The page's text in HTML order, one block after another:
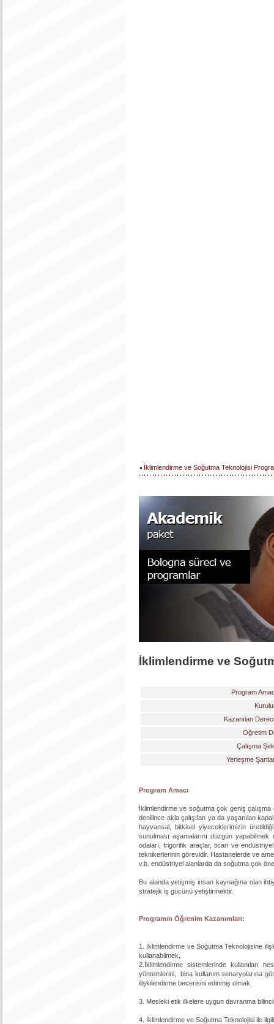
İklimlendirme ve Soğutma Teknolojisi
İklimlendirme ve
Program
Kazanılan
Öğretim
Çalışma
Yerleşme
Program Amacı
İklimlendirme ve soğutma çok geniş çalışma
denilince akla çalışılan ya da yaşanılan
hayvansal, bitkisel yiyeceklerimizin
sunulması aşamalarını düzgün
odaları, frigorifik araçlar, ticari ve
teknikerlerinin görevidir. Hastanelerde ve
v.b. endüstriyel alanlarda da soğutma çok
Bu alanda yetişmiş insan kaynağına olan
stratejik iş gücünü yetiştirmektir.
Programın Öğrenim Kazanımları:
1. İklimlendirme ve Soğutma Teknolojisine
kullanabilmek,
2.İklimlendirme sistemlerinde kullanılan
yöntemlerini, bina kullanım senaryolarına
ilişkilendirme becerisini edinmiş olmak.
3. Mesleki etik ilkelere uygun davranma
4. İklimlendirme ve Soğutma Teknolojisi ile